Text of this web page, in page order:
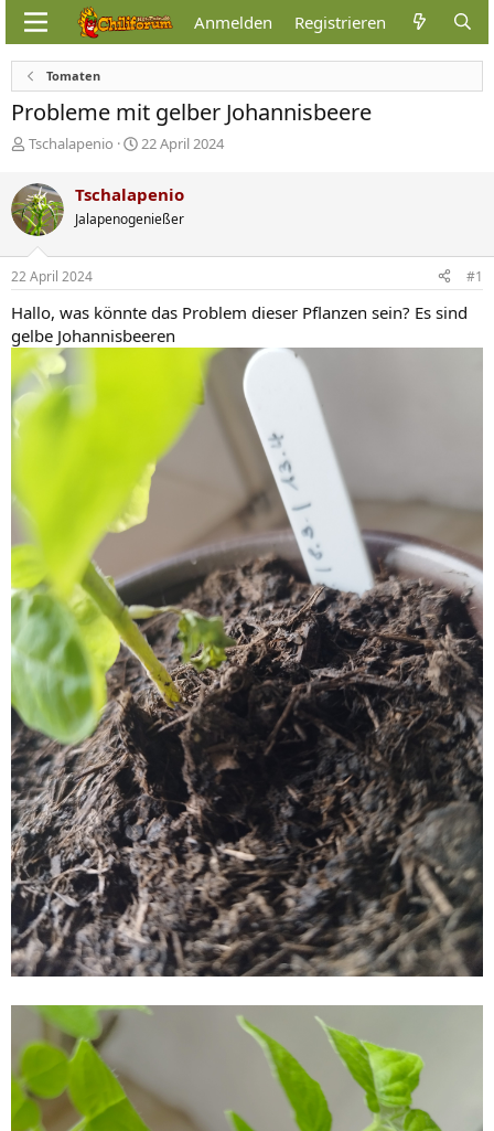
Anmelden Registrieren
Tomaten
Probleme mit gelber Johannisbeere
E
s
t
e
l
l
e
Tschalapenio
E
t
e
l
m
22 April 2024
Tschalapenio
Jalapenogenießer
22 April 2024 #1
Hallo, was könnte das Problem dieser Pflanzen sein? Es sind
gelbe Johannisbeeren